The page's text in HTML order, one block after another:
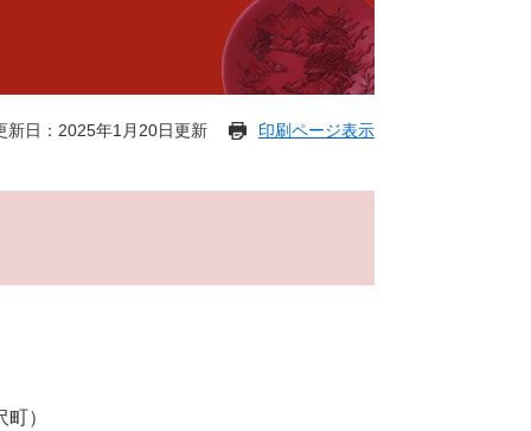
新日：2025年1月20日更新 印刷ページ表示
）